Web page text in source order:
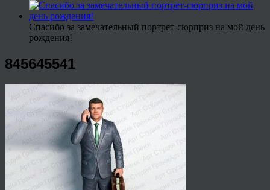
Спасибо за замечательный портрет-сюрприз на мой день
рождения!
845645541